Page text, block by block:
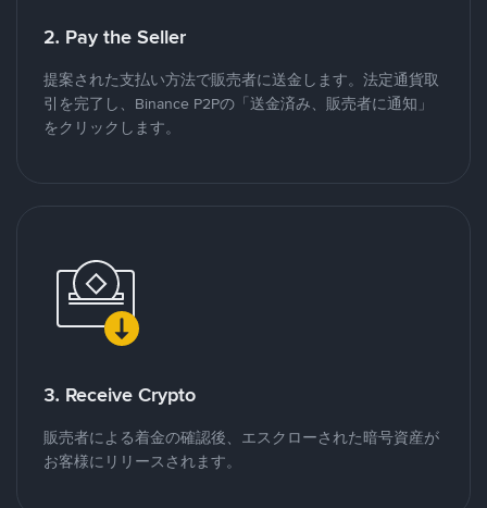
2. Pay the Seller
提案された支払い方法で販売者に送金します。法定通貨取
引を完了し、Binance P2Pの「送金済み、販売者に通知」
をクリックします。
3. Receive Crypto
販売者による着金の確認後、エスクローされた暗号資産が
お客様にリリースされます。